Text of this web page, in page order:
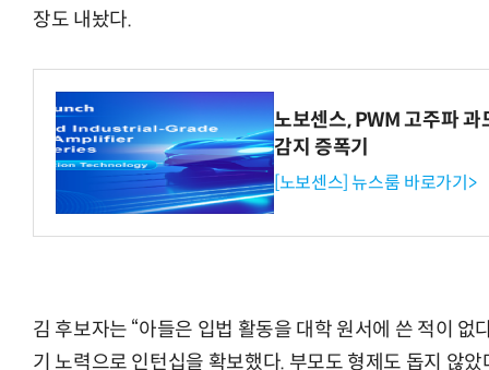
장도 내놨다.
노보센스, PWM 고주파
감지 증폭기
[노보센스] 뉴스룸 바로가기>
김 후보자는 “아들은 입법 활동을 대학 원서에 쓴 적이 없
기 노력으로 인턴십을 확보했다. 부모도 형제도 돕지 않았